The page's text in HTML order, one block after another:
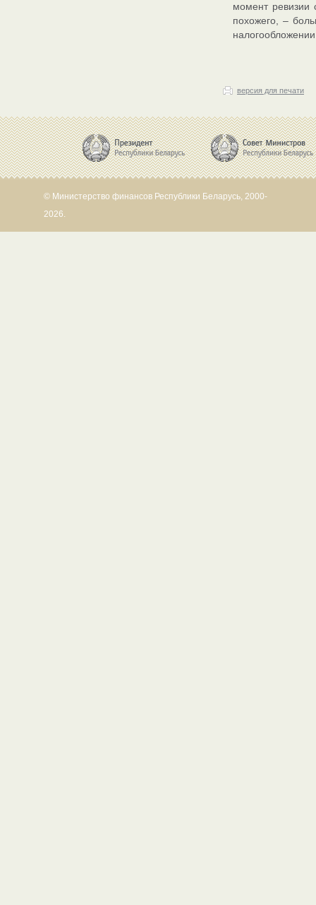
момент ревизии
похожего, –
версия для печати
© Министерство финансов Республики Беларусь, 2000-
2026.